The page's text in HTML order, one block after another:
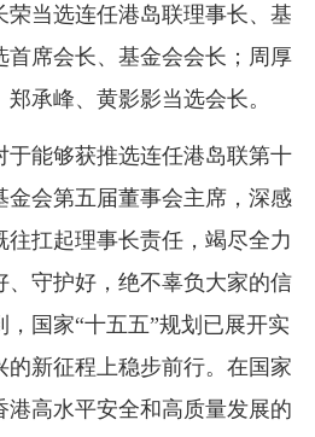
荣当选连任港岛联理事长、基
首席会长、基金会会长；周厚
承峰、黄影影当选会长。
于能够获推选连任港岛联第十
金会第五届董事会主席，深感
扛起理事长责任，竭尽全力
、守护好，绝不辜负大家的信
国家“十五五”规划已展开实
的新征程上稳步前行。在国家
港高水平安全和高质量发展的